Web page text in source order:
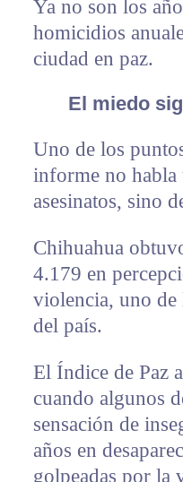
Ya no son los
homicidios
ciudad en paz.
El miedo
Uno de los
informe no habla
asesinatos, sino
Chihuahua
4.179 en
violencia, uno de
del país.
El Índice de Paz
cuando algunos
sensación de
años en
golpeadas por la